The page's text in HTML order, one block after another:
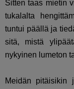
Sitten taas mietin
tukalalta
tuntui päällä ja
sitä, mistä
nykyinen lumeton
Meidän pitäisikin